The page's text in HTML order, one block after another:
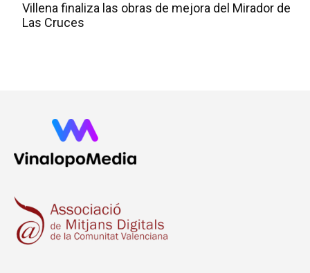
Villena finaliza las obras de mejora del Mirador de
Las Cruces